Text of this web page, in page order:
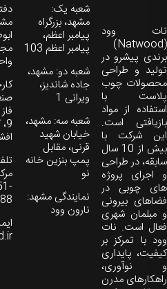
نات‌ وود
(Natwood)
برندی پیشرو در
تولید و طراحی
محصولات چوب
پلاست با
استفاده از مواد
بازیافتی است.
این شرکت با
بیش از 10 سال
سابقه، در طراحی
و اجرای پروژه
های چوبی در
فضاهای بیرونی
و مبلمان شهری
فعال است. نات
وود با تمرکز بر
کیفیت، پایداری
و نوآوری،
راهکارهای مدرن
شعبه یک:
مشهد، بزرگراه
پیامبر اعظم،
پیامبر اعظم 103
شعبه دو: مشهد،
جاده شاندیز،
ویرانی 1
شعبه سه: مشهد،
خیابان شهید
قرنی، مقابل
پمپ بنزین خانه
نو
نمایندگی مشهد:
نارون وود